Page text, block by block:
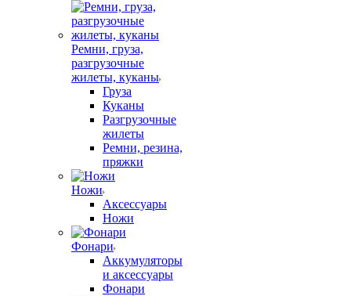
Ремни, груза,
разгрузочные
жилеты, куканы
Груза
Куканы
Разгрузочные
жилеты
Ремни, резина,
пряжки
Ножи
Аксессуары
Ножи
Фонари
Аккумуляторы
и аксессуары
Фонари